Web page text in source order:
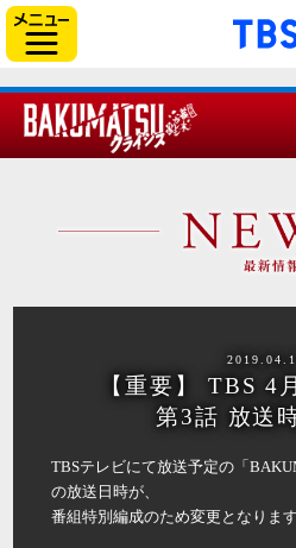
【重要】 TBS 4
第3話 放送
TBSテレビにて放送予定の「
の放送日時が、
番組特別編成のため変更となります